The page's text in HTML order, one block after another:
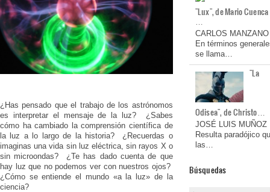
¿Has pensado que el trabajo de los astrónomos
es interpretar el mensaje de la luz? ¿Sabes
cómo ha cambiado la comprensión científica de
la luz a lo largo de la historia? ¿Recuerdas o
imaginas una vida sin luz eléctrica, sin rayos X o
sin microondas? ¿Te has dado cuenta de que
hay luz que no podemos ver con nuestros ojos?
¿Cómo se entiende el mundo «a la luz» de la
ciencia?
"Lux", de Mario Cuenca
…
CARLOS MANZANO
En términos
se llama…
"La
Odisea", de Christo…
JOSÉ LUIS MUÑOZ
Resulta paradójico
las…
Búsquedas